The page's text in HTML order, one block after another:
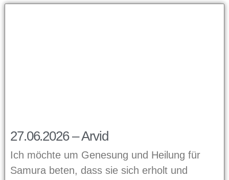
27.06.2026 – Arvid
Ich möchte um Genesung und Heilung für
Samura beten, dass sie sich erholt und